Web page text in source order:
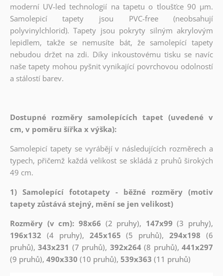
moderní UV-led technologií na tapetu o tloušťce 90 µm.
Samolepicí tapety jsou PVC-free (neobsahují
polyvinylchlorid). Tapety jsou pokryty silným akrylovým
lepidlem, takže se nemusíte bát, že samolepící tapety
nebudou držet na zdi. Díky inkoustovému tisku se navíc
naše tapety mohou pyšnit vynikající povrchovou odolností
a stálostí barev.
Dostupné rozměry samolepících tapet (uvedené v
cm, v poměru šířka x výška):
Samolepicí tapety se vyrábějí v následujících rozměrech a
typech, přičemž každá velikost se skládá z pruhů širokých
49 cm.
1) Samolepící fototapety - běžné rozměry (motiv
tapety zůstává stejný, mění se jen velikost)
Rozměry (v cm): 98x66 (2 pruhy), 147x99 (3 pruhy),
196x132 (4 pruhy), 245x165 (5 pruhů),294x198 (6
pruhů),343x231 (7 pruhů), 392x264(8 pruhů),441x297
(9 pruhů), 490x330 (10 pruhů), 539x363 (11 pruhů)